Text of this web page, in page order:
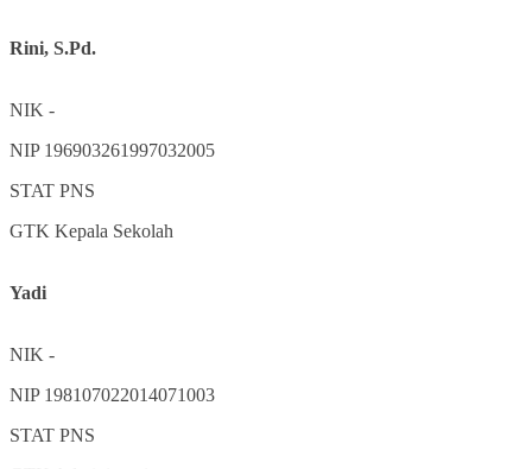
Rini, S.Pd.
NIK -
NIP 196903261997032005
STAT PNS
GTK Kepala Sekolah
Yadi
NIK -
NIP 198107022014071003
STAT PNS